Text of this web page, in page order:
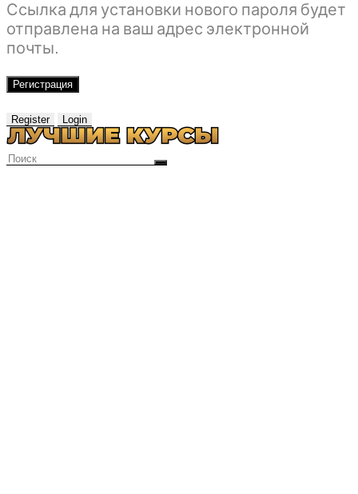
Ссылка для установки нового пароля будет
отправлена ​​на ваш адрес электронной
почты.
Регистрация
Register Login